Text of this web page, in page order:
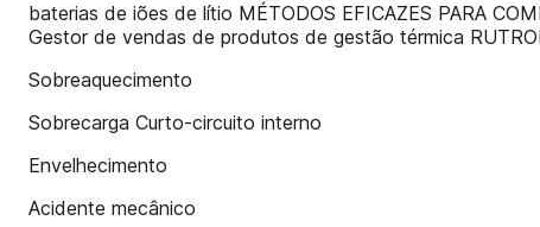
baterias de iões de lítio MÉTODOS EFICAZES PARA
Gestor de vendas de produtos de gestão térmica
Sobreaquecimento
Sobrecarga Curto-circuito interno
Envelhecimento
Acidente mecânico